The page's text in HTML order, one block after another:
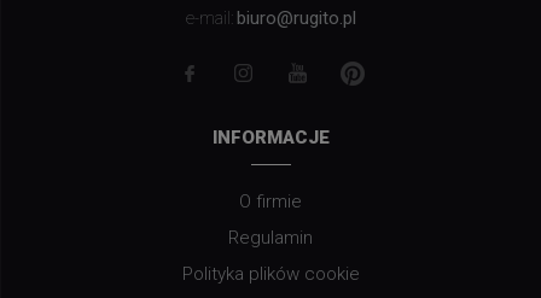
e-mail: biuro@rugito.pl
INFORMACJE
O firmie
Regulamin
Polityka plików cookie